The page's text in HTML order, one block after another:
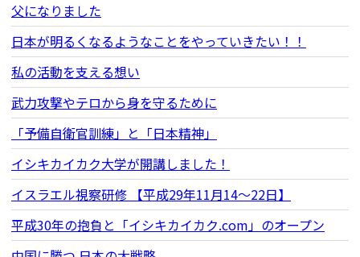
父になりました
日本が明るくなるようなことをやっていきたい！！
私の活動を支える想い
武力攻撃やテロから身を守るために
「予備自衛官訓練」と「日本精神」
イシキカイカク大学が開講しました！
イスラエル視察研修 【平成29年11月14〜22日】
平成30年の抱負と「イシキカイカク.com」のオープン